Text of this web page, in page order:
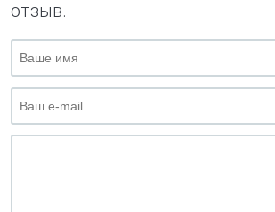
отзыв.